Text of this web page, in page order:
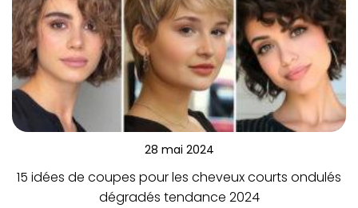
28 mai 2024
15 idées de coupes pour les cheveux courts ondulés
dégradés tendance 2024